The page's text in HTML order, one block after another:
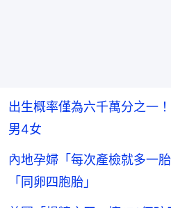
出生概率僅為六千萬分之一
男4女
內地孕婦「每次產檢就多一
「同卵四胞胎」